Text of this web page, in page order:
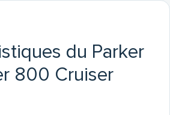
du Parker
800 Cruiser